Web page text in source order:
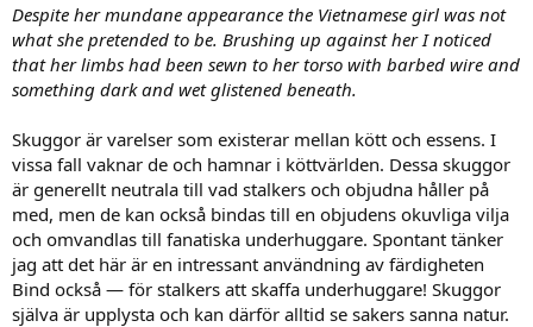
Despite her mundane appearance the Vietnamese girl was not
what she pretended to be. Brushing up against her I noticed
that her limbs had been sewn to her torso with barbed wire and
something dark and wet glistened beneath.
Skuggor är varelser som existerar mellan kött och essens. I
vissa fall vaknar de och hamnar i köttvärlden. Dessa skuggor
är generellt neutrala till vad stalkers och objudna håller på
med, men de kan också bindas till en objudens okuvliga vilja
och omvandlas till fanatiska underhuggare. Spontant tänker
jag att det här är en intressant användning av färdigheten
Bind också — för stalkers att skaffa underhuggare! Skuggor
själva är upplysta och kan därför alltid se sakers sanna natur.